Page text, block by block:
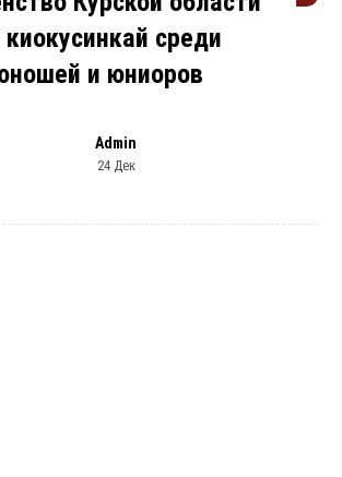
киокусинкай среди
и юниоров
Admin
24 Дек